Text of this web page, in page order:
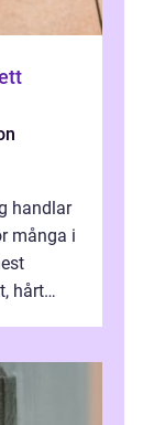
handlar
många i
hårt